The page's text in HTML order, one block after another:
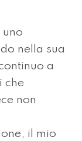
uno
nella sua
a
che
non
il mio